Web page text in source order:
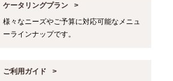
ケータリングプラン
様々なニーズやご予算に対応可能なメニュ
ーラインナップです。
ご利用ガイド